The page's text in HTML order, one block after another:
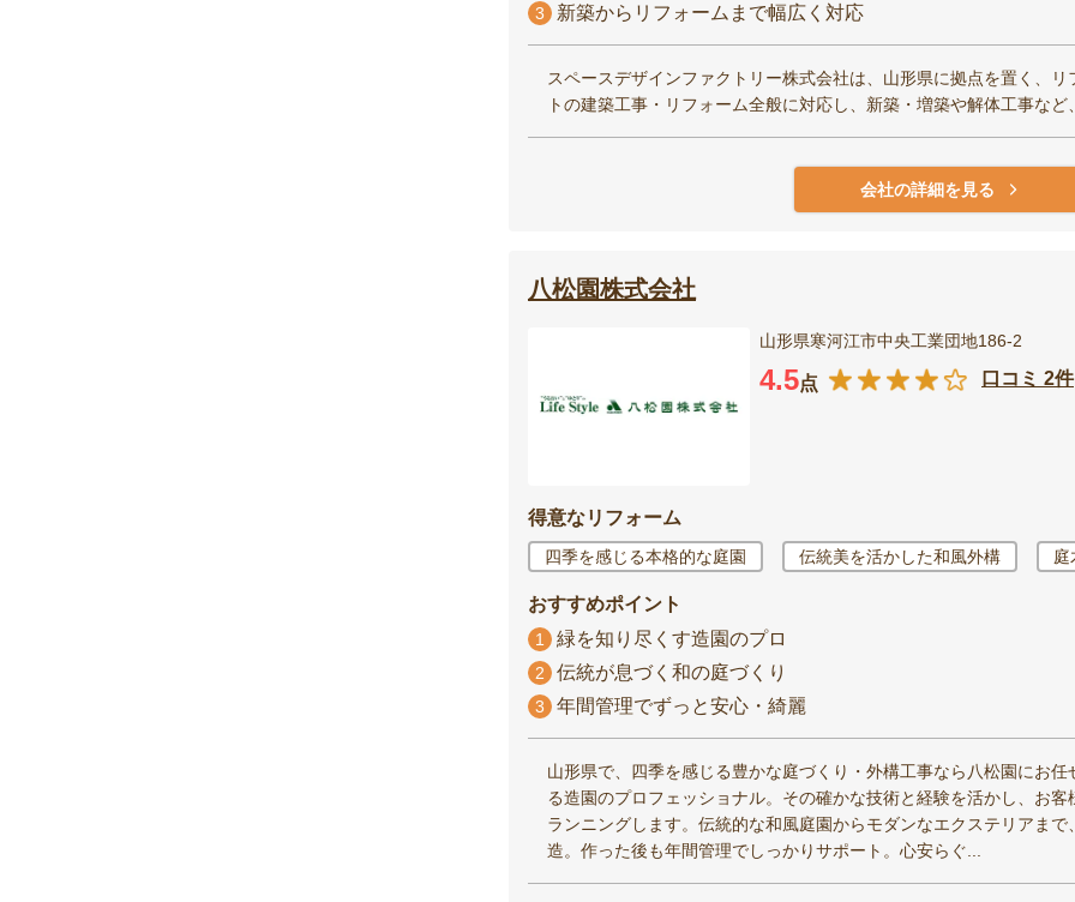
3 新築からリフォームまで幅広く対応
スペースデザインファクトリー株式会社は、山形県に拠点を置く、
トの建築工事・リフォーム全般に対応し、新築・増築や解体工事な
会社の詳細を見る
八松園株式会社
山形県寒河江市中央工業団地186-2
4.5点 口コミ 2件
得意なリフォーム
四季を感じる本格的な庭園 伝統美を活かした和風外構 庭
おすすめポイント
1 緑を知り尽くす造園のプロ
2 伝統が息づく和の庭づくり
3 年間管理でずっと安心・綺麗
山形県で、四季を感じる豊かな庭づくり・外構工事なら八松園にお
る造園のプロフェッショナル。その確かな技術と経験を活かし、お
ランニングします。伝統的な和風庭園からモダンなエクステリアま
造。作った後も年間管理でしっかりサポート。心安らぐ...